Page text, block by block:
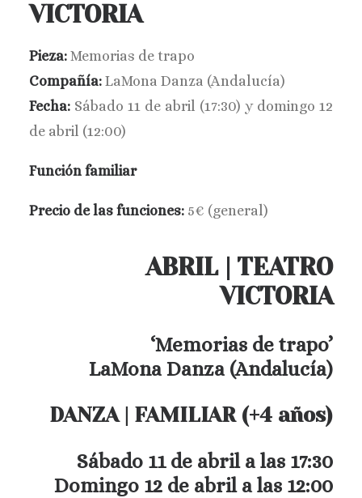
VICTORIA
Pieza: Memorias de trapo
Compañía: LaMona Danza (Andalucía)
Fecha: Sábado 11 de abril (17:30) y domingo 12
de abril (12:00)
Función familiar
Precio de las funciones: 5€ (general)
ABRIL | TEATRO
VICTORIA
‘Memorias de trapo’
LaMona Danza (Andalucía)
DANZA | FAMILIAR (+4 años)
Sábado 11 de abril a las 17:30
Domingo 12 de abril a las 12:00